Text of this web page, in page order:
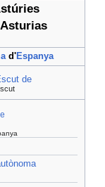
d'Espanya
de